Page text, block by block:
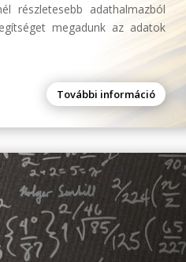
részletesebb adathalmazból
megadunk az adatok
További információ